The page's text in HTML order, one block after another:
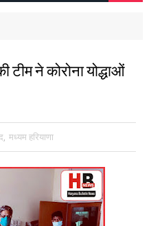
ने कोरोना योद्धाओं
, मध्यम हरियाणा